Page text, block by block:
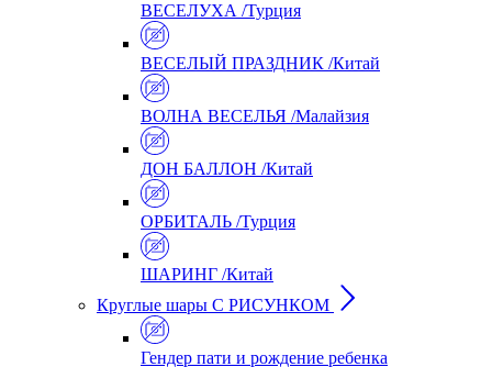
ВЕСЕЛУХА /Турция
ВЕСЕЛЫЙ ПРАЗДНИК /Китай
ВОЛНА ВЕСЕЛЬЯ /Малайзия
ДОН БАЛЛОН /Китай
ОРБИТАЛЬ /Турция
ШАРИНГ /Китай
Круглые шары С РИСУНКОМ
Гендер пати и рождение ребенка